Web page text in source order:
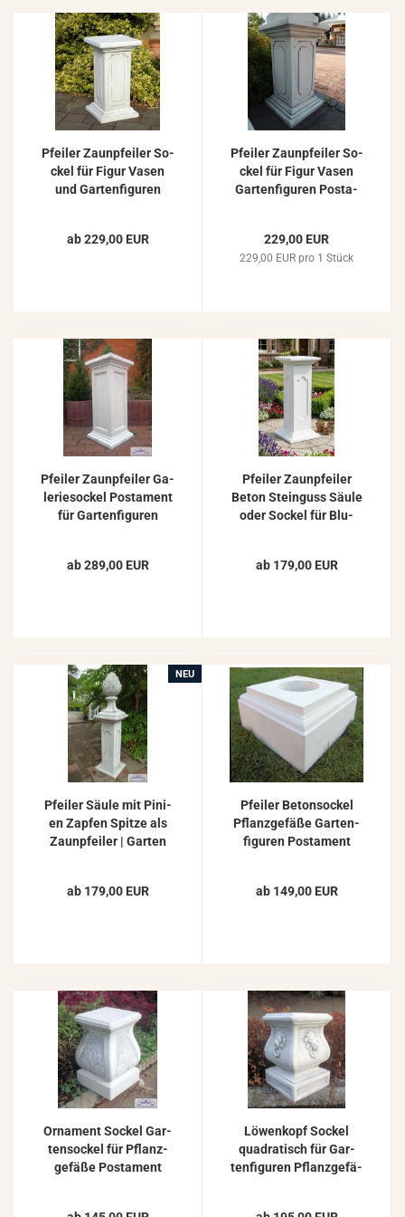
Pfei­ler Zaun­pfei­ler So­
ckel für Figur Vasen
und Gar­ten­fi­gu­ren
ab 229,00 EUR
Pfei­ler Zaun­pfei­ler So­
ckel für Figur Vasen
Gar­ten­fi­gu­ren Pos­ta­
229,00 EUR
229,00 EUR pro 1 Stück
Pfei­ler Zaun­pfei­ler Ga­
le­rie­so­ckel Pos­ta­ment
für Gar­ten­fi­gu­ren
ab 289,00 EUR
Pfei­ler Zaun­pfei­ler
Beton Stein­guss Säule
oder So­ckel für Blu­
ab 179,00 EUR
NEU
Pfei­ler Säule mit Pi­ni­
en Zap­fen Spit­ze als
Zaun­pfei­ler | Gar­ten
ab 179,00 EUR
Pfei­ler Be­ton­so­ckel
Pflanz­ge­fä­ße Gar­ten­
fi­gu­ren Pos­ta­ment
ab 149,00 EUR
Or­na­ment So­ckel Gar­
ten­so­ckel für Pflanz­
ge­fä­ße Pos­ta­ment
Lö­wen­kopf So­ckel
qua­dra­tisch für Gar­
ten­fi­gu­ren Pflanz­ge­fä­